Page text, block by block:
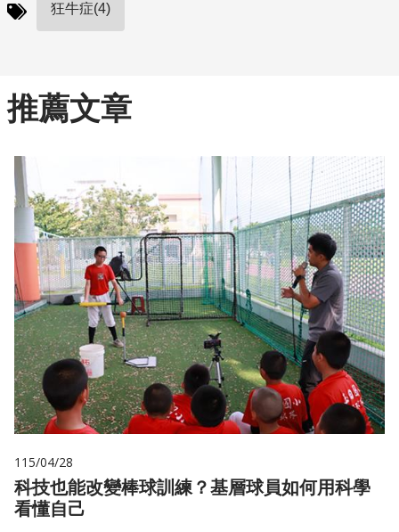
狂牛症(4)
推薦文章
115/04/28
科技也能改變棒球訓練？基層球員如何用科學
看懂自己